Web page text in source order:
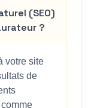
(SEO)
?
votre site
de